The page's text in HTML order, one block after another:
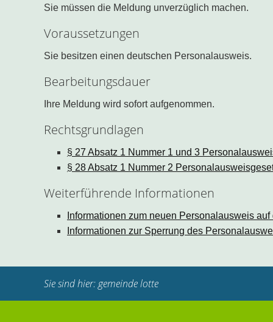
Sie müssen die Meldung unverzüglich machen.
Voraussetzungen
Sie besitzen einen deutschen Personalausweis.
Bearbeitungsdauer
Ihre Meldung wird sofort aufgenommen.
Rechtsgrundlagen
§ 27 Absatz 1 Nummer 1 und 3
§ 28 Absatz 1 Nummer 2
Weiterführende Informationen
Informationen zum neuen Personalausweis
Informationen zur Sperrung des
Sie sind hier:gemeinde lotte